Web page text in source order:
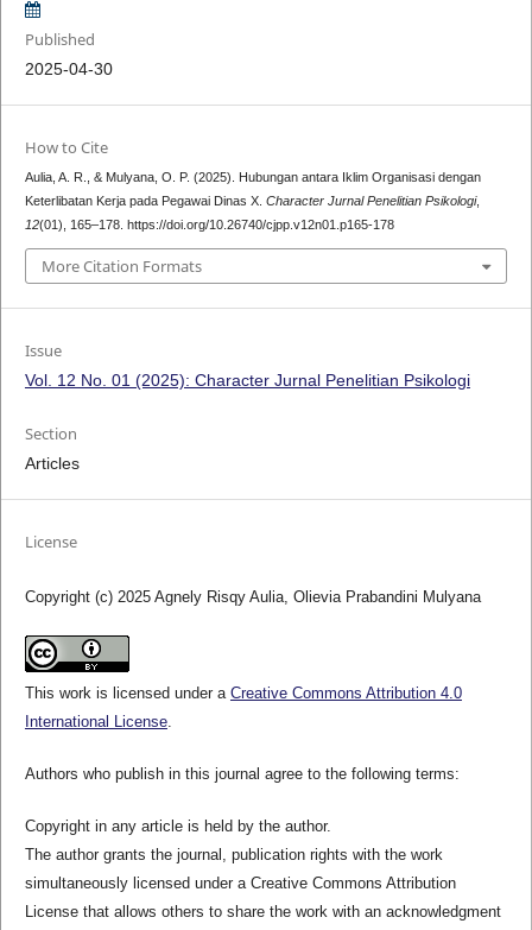
Published
2025-04-30
How to Cite
Aulia, A. R., & Mulyana, O. P. (2025). Hubungan antara Iklim Organisasi dengan
Keterlibatan Kerja pada Pegawai Dinas X. Character Jurnal Penelitian Psikologi,
12(01), 165–178. https://doi.org/10.26740/cjpp.v12n01.p165-178
More Citation Formats
Issue
Vol. 12 No. 01 (2025): Character Jurnal Penelitian Psikologi
Section
Articles
License
Copyright (c) 2025 Agnely Risqy Aulia, Olievia Prabandini Mulyana
This work is licensed under a Creative Commons Attribution 4.0
International License.
Authors who publish in this journal agree to the following terms:
Copyright in any article is held by the author.
The author grants the journal, publication rights with the work
simultaneously licensed under a Creative Commons Attribution
License that allows others to share the work with an acknowledgment